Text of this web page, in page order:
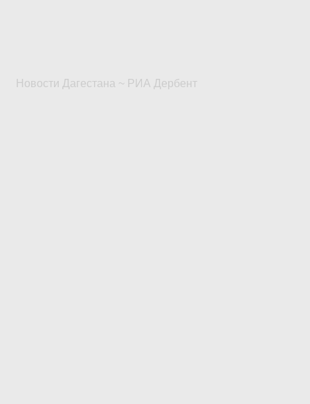
Новости Дагестана ~ РИА Дербент